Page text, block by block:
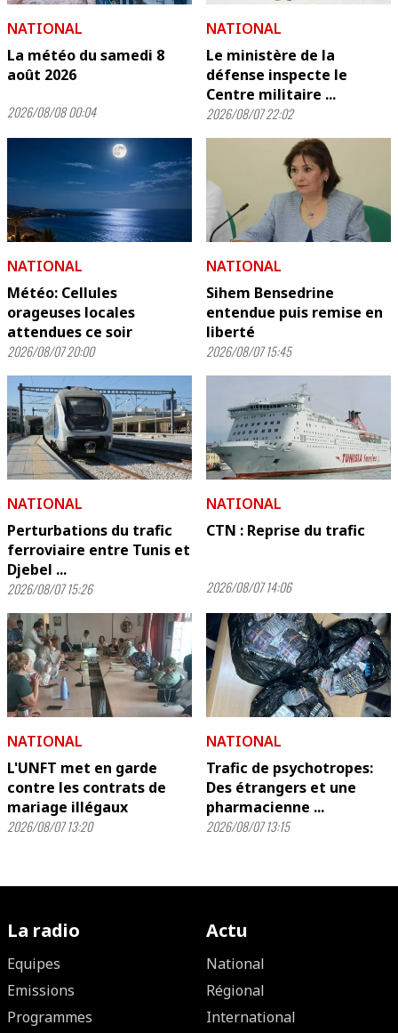
NATIONAL
La météo du samedi 8
août 2026
2026/08/08 00:04
NATIONAL
Le ministère de la
défense inspecte le
Centre militaire ...
2026/08/07 22:02
NATIONAL
Météo: Cellules
orageuses locales
attendues ce soir
2026/08/07 20:00
NATIONAL
Sihem Bensedrine
entendue puis remise en
liberté
2026/08/07 15:45
NATIONAL
Perturbations du trafic
ferroviaire entre Tunis et
Djebel ...
2026/08/07 15:26
NATIONAL
CTN : Reprise du trafic
2026/08/07 14:06
NATIONAL
L'UNFT met en garde
contre les contrats de
mariage illégaux
2026/08/07 13:20
NATIONAL
Trafic de psychotropes:
Des étrangers et une
pharmacienne ...
2026/08/07 13:15
La radio
Equipes
Emissions
Programmes
Actu
National
Régional
International